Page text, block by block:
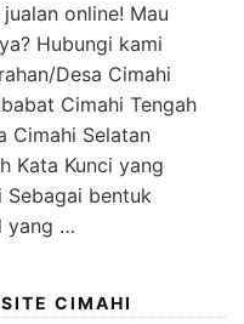
online! Mau
Hubungi kami
Desa Cimahi
Cimahi Tengah
Cimahi Selatan
Kata Kunci yang
Sebagai bentuk
yang …
CIMAHI